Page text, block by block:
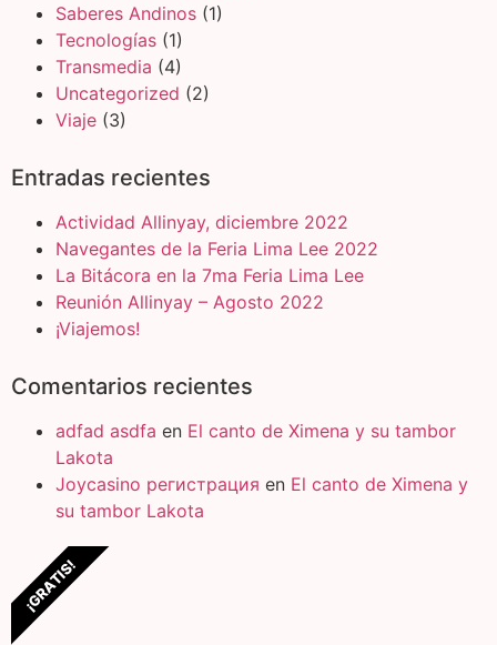
Saberes Andinos (1)
Tecnologías (1)
Transmedia (4)
Uncategorized (2)
Viaje (3)
Entradas recientes
Actividad Allinyay, diciembre 2022
Navegantes de la Feria Lima Lee 2022
La Bitácora en la 7ma Feria Lima Lee
Reunión Allinyay – Agosto 2022
¡Viajemos!
Comentarios recientes
adfad asdfa en El canto de Ximena y su tambor
Lakota
Joycasino регистрация en El canto de Ximena y
su tambor Lakota
¡GRATIS!